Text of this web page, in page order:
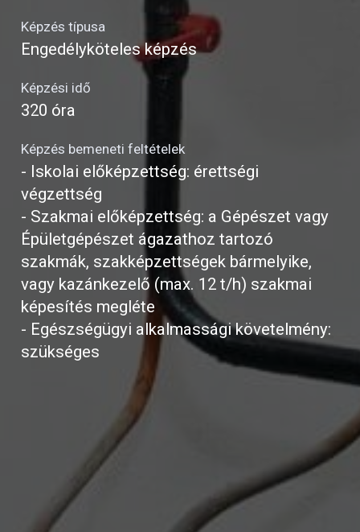
Képzés típusa
Engedélyköteles képzés
Képzési idő
320 óra
Képzés bemeneti feltételek
- Iskolai előképzettség: érettségi
végzettség
- Szakmai előképzettség: a Gépészet vagy
Épületgépészet ágazathoz tartozó
szakmák, szakképzettségek bármelyike,
vagy kazánkezelő (max. 12 t/h) szakmai
képesítés megléte
- Egészségügyi alkalmassági követelmény:
szükséges